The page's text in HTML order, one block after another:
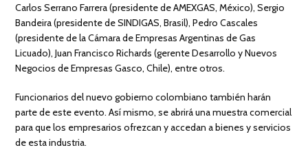
Carlos Serrano Farrera (presidente de AMEXGAS, México), Sergio
Bandeira (presidente de SINDIGAS, Brasil), Pedro Cascales
(presidente de la Cámara de Empresas Argentinas de Gas
Licuado), Juan Francisco Richards (gerente Desarrollo y Nuevos
Negocios de Empresas Gasco, Chile), entre otros.
Funcionarios del nuevo gobierno colombiano también harán
parte de este evento. Así mismo, se abrirá una muestra comercial
para que los empresarios ofrezcan y accedan a bienes y servicios
de esta industria.